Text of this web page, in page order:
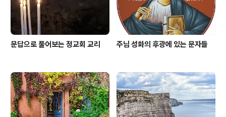
문답으로 풀어보는 정교회 교리 주님 성화의 후광에 있는 문자들